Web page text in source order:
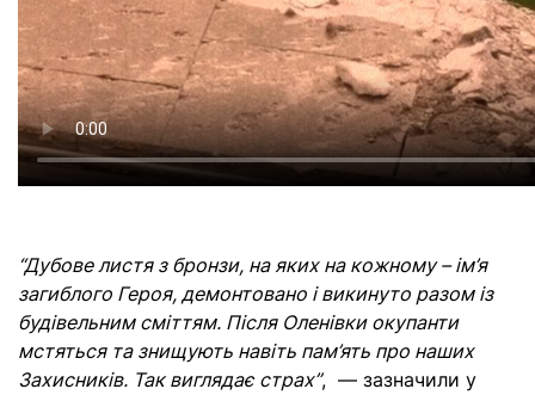
“Дубове листя з бронзи, на яких на кожному – ім’я
загиблого Героя, демонтовано і викинуто разом із
будівельним сміттям. Після Оленівки окупанти
мстяться та знищують навіть пам’ять про наших
Захисників. Так виглядає страх”, — зазначили у